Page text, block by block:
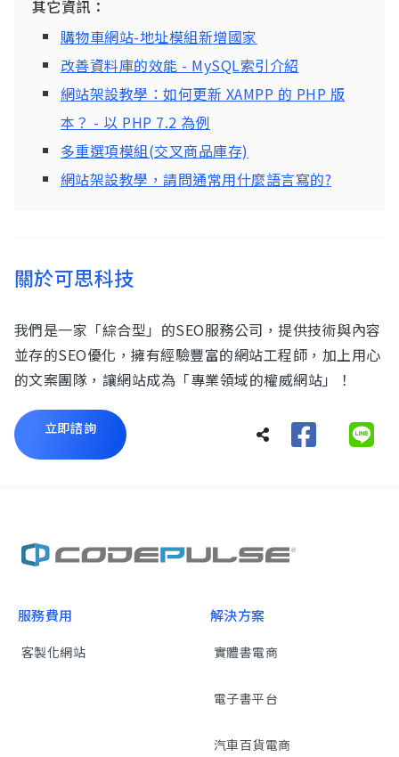
其它資訊：
購物車網站-地址模組新增國家
改善資料庫的效能 - MySQL索引介紹
網站架設教學：如何更新 XAMPP 的 PHP 版
本？ - 以 PHP 7.2 為例
多重選項模組(交叉商品庫存)
網站架設教學，請問通常用什麼語言寫的?
關於可思科技
我們是一家「綜合型」的SEO服務公司，提供技術與內容
並存的SEO優化，擁有經驗豐富的網站工程師，加上用心
的文案團隊，讓網站成為「專業領域的權威網站」！
立即諮詢
服務費用
客製化網站
解決方案
實體書電商
電子書平台
汽車百貨電商